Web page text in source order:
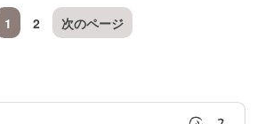
1 2 次のページ